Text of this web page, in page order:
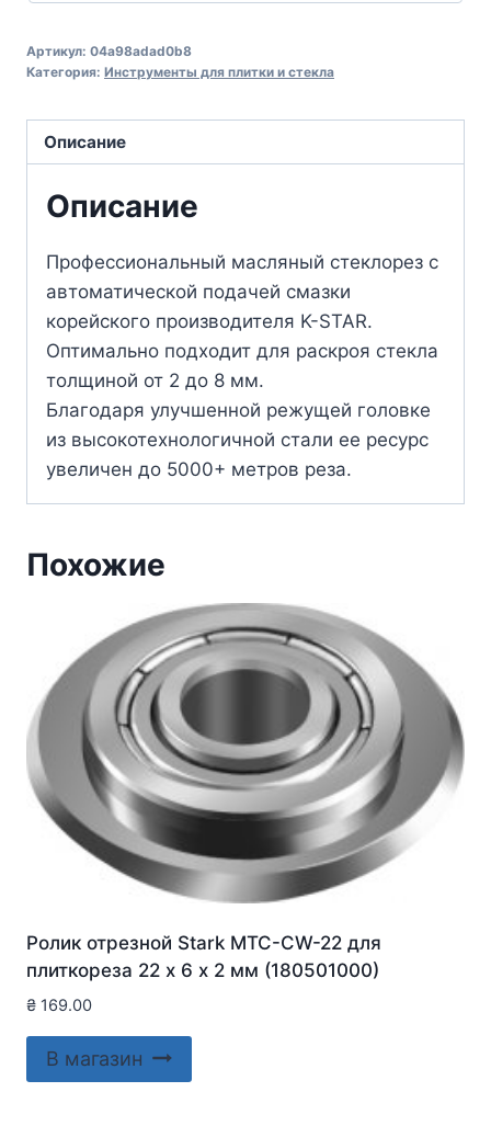
Артикул: 04a98adad0b8
Категория: Инструменты для плитки и стекла
Описание
Описание
Профессиональный масляный стеклорез с
автоматической подачей смазки
корейского производителя K-STAR.
Оптимально подходит для раскроя стекла
толщиной от 2 до 8 мм.
Благодаря улучшенной режущей головке
из высокотехнологичной стали ее ресурс
увеличен до 5000+ метров реза.
Похожие
Ролик отрезной Stark MTC-CW-22 для
плиткореза 22 х 6 х 2 мм (180501000)
₴ 169.00
В магазин